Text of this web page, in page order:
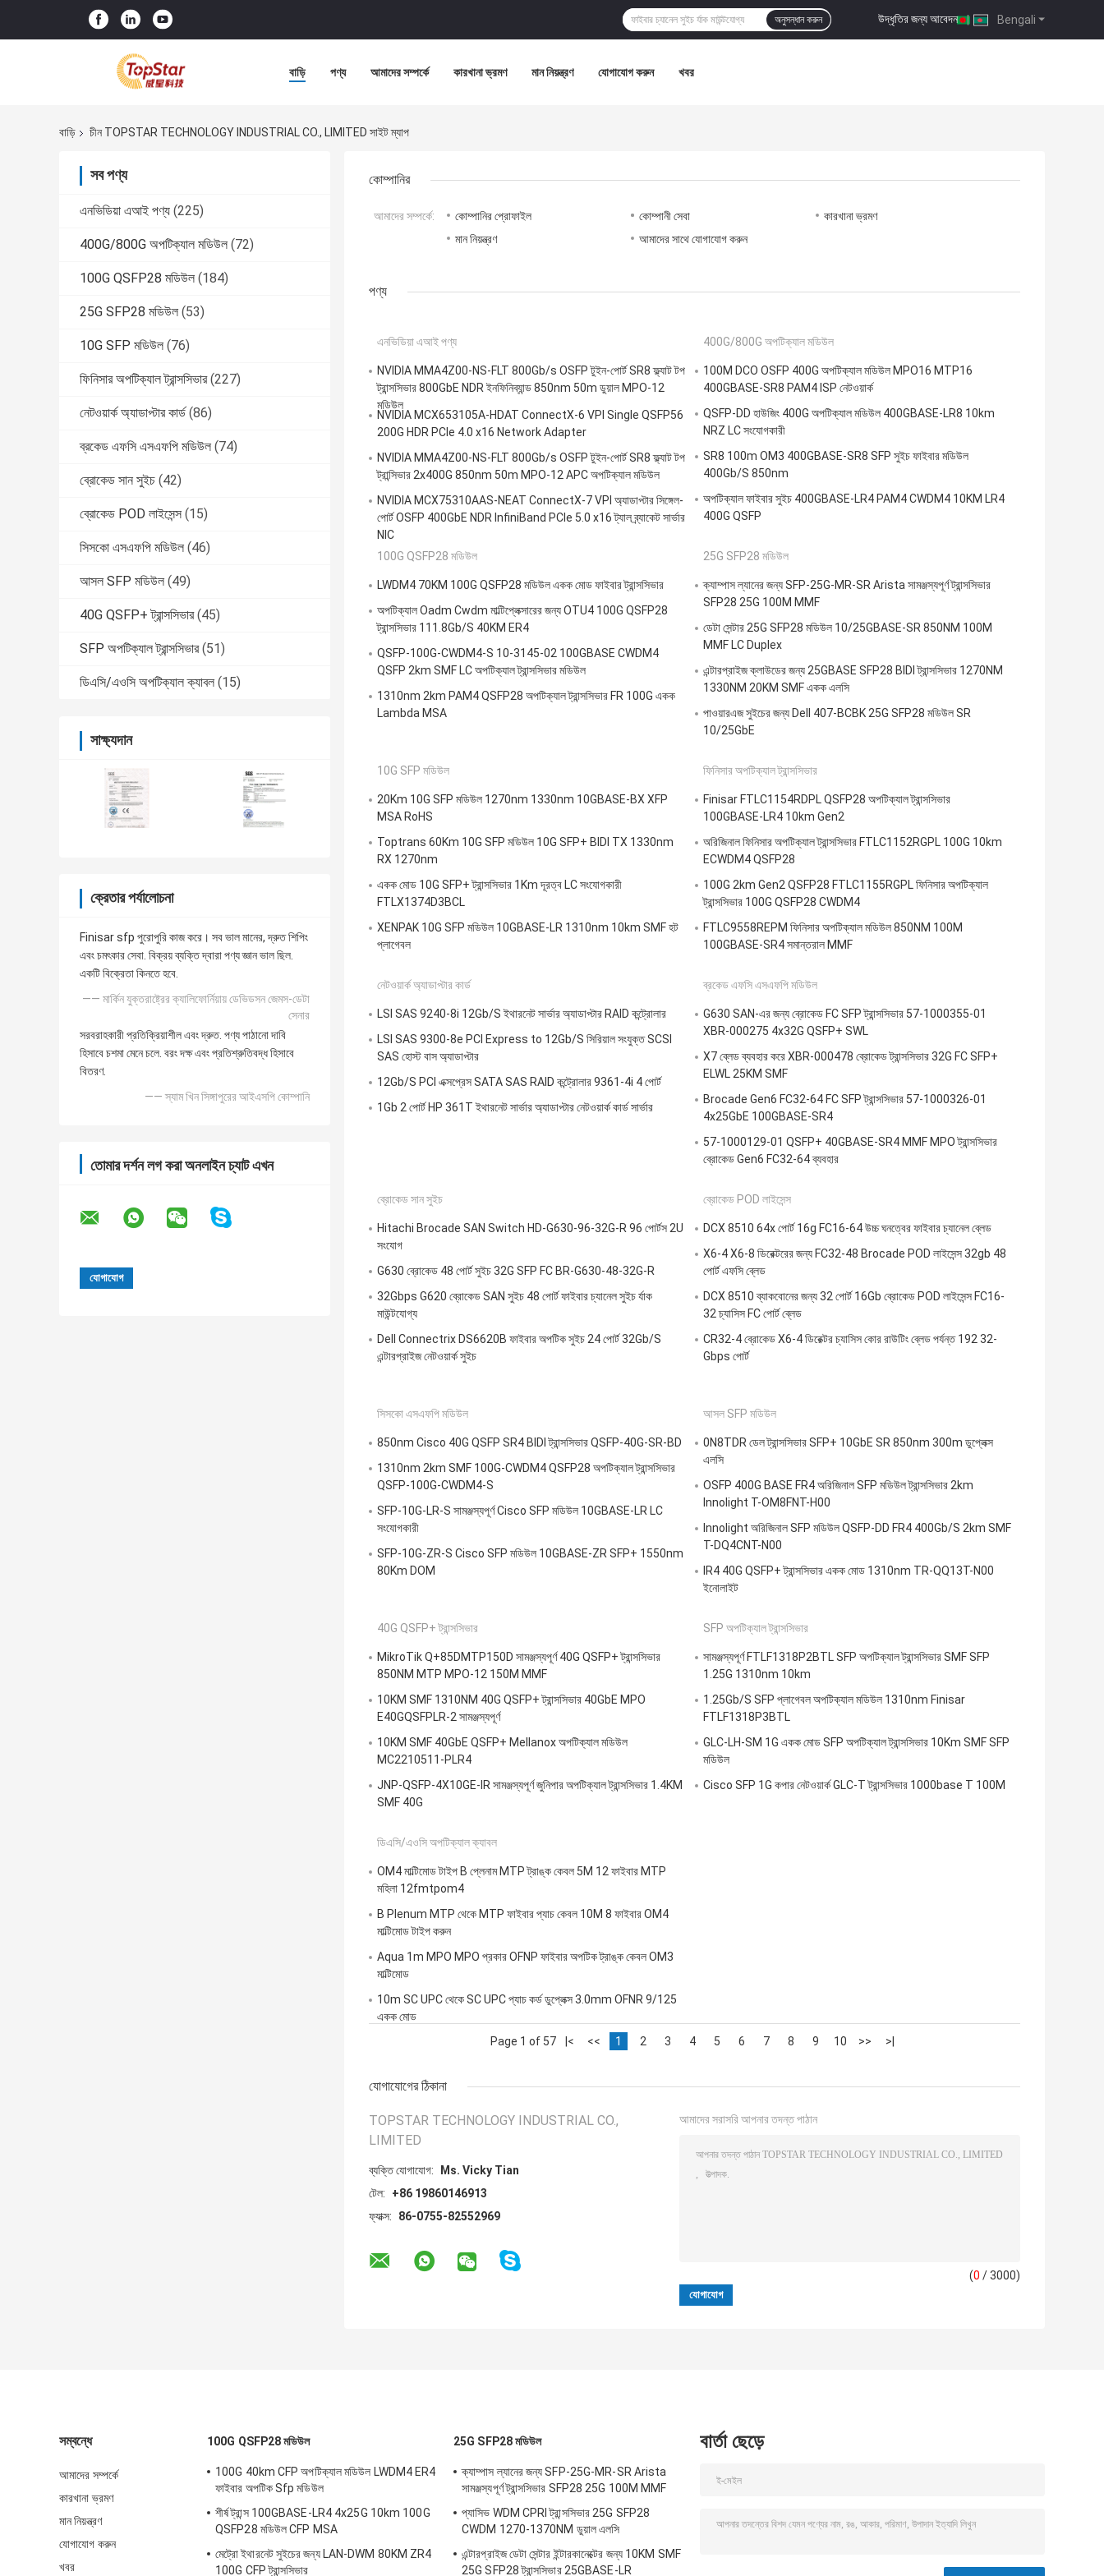
Bengali
উদ্ধৃতির জন্য আবেদন |
অনুসন্ধান করুন
বাড়ি পণ্য আমাদের সম্পর্কে কারখানা ভ্রমণ মান নিয়ন্ত্রণ যোগাযোগ করুন খবর
বাড়ি চীন TOPSTAR TECHNOLOGY INDUSTRIAL CO., LIMITED সাইট ম্যাপ
সব পণ্য
এনভিডিয়া এআই পণ্য (225)
400G/800G অপটিক্যাল মডিউল (72)
100G QSFP28 মডিউল (184)
25G SFP28 মডিউল (53)
10G SFP মডিউল (76)
ফিনিসার অপটিক্যাল ট্রান্সসিভার (227)
নেটওয়ার্ক অ্যাডাপ্টার কার্ড (86)
ব্রকেড এফসি এসএফপি মডিউল (74)
ব্রোকেড সান সুইচ (42)
ব্রোকেড POD লাইসেন্স (15)
সিসকো এসএফপি মডিউল (46)
আসল SFP মডিউল (49)
40G QSFP+ ট্রান্সসিভার (45)
SFP অপটিক্যাল ট্রান্সসিভার (51)
ডিএসি/এওসি অপটিক্যাল ক্যাবল (15)
সাক্ষ্যদান
ক্রেতার পর্যালোচনা
Finisar sfp পুরোপুরি কাজ করে। সব ভাল মানের, দ্রুত শিপিং
এবং চমৎকার সেবা. বিক্রয় ব্যক্তি দ্বারা পণ্য জ্ঞান ভাল ছিল.
একটি বিক্রেতা কিনতে হবে.
—— মার্কিন যুক্তরাষ্ট্রের ক্যালিফোর্নিয়ায় ডেভিডসন জেমস-ডেটা
সেনার
সরবরাহকারী প্রতিক্রিয়াশীল এবং দ্রুত. পণ্য পাঠানো দাবি
হিসাবে চশমা মেনে চলে. বরং দক্ষ এবং প্রতিশ্রুতিবদ্ধ হিসাবে
বিতরণ.
—— স্যাম খিন সিঙ্গাপুরের আইএসপি কোম্পানি
তোমার দর্শন লগ করা অনলাইন চ্যাট এখন
কোম্পানির
আমাদের সম্পর্কে: কোম্পানির প্রোফাইল কোম্পানী সেবা
কারখানা ভ্রমণ
মান নিয়ন্ত্রণ
আমাদের সাথে যোগাযোগ করুন
পণ্য
এনভিডিয়া এআই পণ্য
NVIDIA MMA4Z00-NS-FLT 800Gb/s OSFP টুইন-পোর্ট SR8 ফ্ল্যাট টপ
ট্রান্সসিভার 800GbE NDR ইনফিনিব্যান্ড 850nm 50m ডুয়াল MPO-12
মডিউল
NVIDIA MCX653105A-HDAT ConnectX-6 VPI Single QSFP56
200G HDR PCIe 4.0 x16 Network Adapter
NVIDIA MMA4Z00-NS-FLT 800Gb/s OSFP টুইন-পোর্ট SR8 ফ্ল্যাট টপ
ট্রান্সিভার 2x400G 850nm 50m MPO-12 APC অপটিক্যাল মডিউল
NVIDIA MCX75310AAS-NEAT ConnectX-7 VPI অ্যাডাপ্টার সিঙ্গেল-
পোর্ট OSFP 400GbE NDR InfiniBand PCIe 5.0 x16 ট্যাল ব্র্যাকেট সার্ভার
NIC
400G/800G অপটিক্যাল মডিউল
100M DCO OSFP 400G অপটিক্যাল মডিউল MPO16 MTP16
400GBASE-SR8 PAM4 ISP নেটওয়ার্ক
QSFP-DD হাউজিং 400G অপটিক্যাল মডিউল 400GBASE-LR8 10km
NRZ LC সংযোগকারী
SR8 100m OM3 400GBASE-SR8 SFP সুইচ ফাইবার মডিউল
400Gb/S 850nm
অপটিক্যাল ফাইবার সুইচ 400GBASE-LR4 PAM4 CWDM4 10KM LR4
400G QSFP
100G QSFP28 মডিউল
LWDM4 70KM 100G QSFP28 মডিউল একক মোড ফাইবার ট্রান্সসিভার
অপটিক্যাল Oadm Cwdm মাল্টিপ্লেক্সারের জন্য OTU4 100G QSFP28
ট্রান্সসিভার 111.8Gb/S 40KM ER4
QSFP-100G-CWDM4-S 10-3145-02 100GBASE CWDM4
QSFP 2km SMF LC অপটিক্যাল ট্রান্সসিভার মডিউল
1310nm 2km PAM4 QSFP28 অপটিক্যাল ট্রান্সসিভার FR 100G একক
Lambda MSA
25G SFP28 মডিউল
ক্যাম্পাস ল্যানের জন্য SFP-25G-MR-SR Arista সামঞ্জস্যপূর্ণ ট্রান্সসিভার
SFP28 25G 100M MMF
ডেটা সেন্টার 25G SFP28 মডিউল 10/25GBASE-SR 850NM 100M
MMF LC Duplex
এন্টারপ্রাইজ ক্লাউডের জন্য 25GBASE SFP28 BIDI ট্রান্সসিভার 1270NM
1330NM 20KM SMF একক এলসি
পাওয়ারএজ সুইচের জন্য Dell 407-BCBK 25G SFP28 মডিউল SR
10/25GbE
10G SFP মডিউল
20Km 10G SFP মডিউল 1270nm 1330nm 10GBASE-BX XFP
MSA RoHS
Toptrans 60Km 10G SFP মডিউল 10G SFP+ BIDI TX 1330nm
RX 1270nm
একক মোড 10G SFP+ ট্রান্সসিভার 1Km দূরত্ব LC সংযোগকারী
FTLX1374D3BCL
XENPAK 10G SFP মডিউল 10GBASE-LR 1310nm 10km SMF হট
প্লাগেবল
ফিনিসার অপটিক্যাল ট্রান্সসিভার
Finisar FTLC1154RDPL QSFP28 অপটিক্যাল ট্রান্সসিভার
100GBASE-LR4 10km Gen2
অরিজিনাল ফিনিসার অপটিক্যাল ট্রান্সসিভার FTLC1152RGPL 100G 10km
ECWDM4 QSFP28
100G 2km Gen2 QSFP28 FTLC1155RGPL ফিনিসার অপটিক্যাল
ট্রান্সসিভার 100G QSFP28 CWDM4
FTLC9558REPM ফিনিসার অপটিক্যাল মডিউল 850NM 100M
100GBASE-SR4 সমান্তরাল MMF
নেটওয়ার্ক অ্যাডাপ্টার কার্ড
LSI SAS 9240-8i 12Gb/S ইথারনেট সার্ভার অ্যাডাপ্টার RAID কন্ট্রোলার
LSI SAS 9300-8e PCI Express to 12Gb/S সিরিয়াল সংযুক্ত SCSI
SAS হোস্ট বাস অ্যাডাপ্টার
12Gb/S PCI এক্সপ্রেস SATA SAS RAID কন্ট্রোলার 9361-4i 4 পোর্ট
1Gb 2 পোর্ট HP 361T ইথারনেট সার্ভার অ্যাডাপ্টার নেটওয়ার্ক কার্ড সার্ভার
ব্রকেড এফসি এসএফপি মডিউল
G630 SAN-এর জন্য ব্রোকেড FC SFP ট্রান্সসিভার 57-1000355-01
XBR-000275 4x32G QSFP+ SWL
X7 ব্লেড ব্যবহার করে XBR-000478 ব্রোকেড ট্রান্সসিভার 32G FC SFP+
ELWL 25KM SMF
Brocade Gen6 FC32-64 FC SFP ট্রান্সসিভার 57-1000326-01
4x25GbE 100GBASE-SR4
57-1000129-01 QSFP+ 40GBASE-SR4 MMF MPO ট্রান্সসিভার
ব্রোকেড Gen6 FC32-64 ব্যবহার
ব্রোকেড সান সুইচ
Hitachi Brocade SAN Switch HD-G630-96-32G-R 96 পোর্টস 2U
সংযোগ
G630 ব্রোকেড 48 পোর্ট সুইচ 32G SFP FC BR-G630-48-32G-R
32Gbps G620 ব্রোকেড SAN সুইচ 48 পোর্ট ফাইবার চ্যানেল সুইচ র্যাক
মাউন্টযোগ্য
Dell Connectrix DS6620B ফাইবার অপটিক সুইচ 24 পোর্ট 32Gb/S
এন্টারপ্রাইজ নেটওয়ার্ক সুইচ
ব্রোকেড POD লাইসেন্স
DCX 8510 64x পোর্ট 16g FC16-64 উচ্চ ঘনত্বের ফাইবার চ্যানেল ব্লেড
X6-4 X6-8 ডিরেক্টরের জন্য FC32-48 Brocade POD লাইসেন্স 32gb 48
পোর্ট এফসি ব্লেড
DCX 8510 ব্যাকবোনের জন্য 32 পোর্ট 16Gb ব্রোকেড POD লাইসেন্স FC16-
32 চ্যাসিস FC পোর্ট ব্লেড
CR32-4 ব্রোকেড X6-4 ডিরেক্টর চ্যাসিস কোর রাউটিং ব্লেড পর্যন্ত 192 32-
Gbps পোর্ট
সিসকো এসএফপি মডিউল
850nm Cisco 40G QSFP SR4 BIDI ট্রান্সসিভার QSFP-40G-SR-BD
1310nm 2km SMF 100G-CWDM4 QSFP28 অপটিক্যাল ট্রান্সসিভার
QSFP-100G-CWDM4-S
SFP-10G-LR-S সামঞ্জস্যপূর্ণ Cisco SFP মডিউল 10GBASE-LR LC
সংযোগকারী
SFP-10G-ZR-S Cisco SFP মডিউল 10GBASE-ZR SFP+ 1550nm
80Km DOM
আসল SFP মডিউল
0N8TDR ডেল ট্রান্সসিভার SFP+ 10GbE SR 850nm 300m ডুপ্লেক্স
এলসি
OSFP 400G BASE FR4 অরিজিনাল SFP মডিউল ট্রান্সসিভার 2km
Innolight T-OM8FNT-H00
Innolight অরিজিনাল SFP মডিউল QSFP-DD FR4 400Gb/S 2km SMF
T-DQ4CNT-N00
IR4 40G QSFP+ ট্রান্সসিভার একক মোড 1310nm TR-QQ13T-N00
ইনোলাইট
40G QSFP+ ট্রান্সসিভার
MikroTik Q+85DMTP150D সামঞ্জস্যপূর্ণ 40G QSFP+ ট্রান্সসিভার
850NM MTP MPO-12 150M MMF
10KM SMF 1310NM 40G QSFP+ ট্রান্সসিভার 40GbE MPO
E40GQSFPLR-2 সামঞ্জস্যপূর্ণ
10KM SMF 40GbE QSFP+ Mellanox অপটিক্যাল মডিউল
MC2210511-PLR4
JNP-QSFP-4X10GE-IR সামঞ্জস্যপূর্ণ জুনিপার অপটিক্যাল ট্রান্সসিভার 1.4KM
SMF 40G
SFP অপটিক্যাল ট্রান্সসিভার
সামঞ্জস্যপূর্ণ FTLF1318P2BTL SFP অপটিক্যাল ট্রান্সসিভার SMF SFP
1.25G 1310nm 10km
1.25Gb/S SFP প্লাগেবল অপটিক্যাল মডিউল 1310nm Finisar
FTLF1318P3BTL
GLC-LH-SM 1G একক মোড SFP অপটিক্যাল ট্রান্সসিভার 10Km SMF SFP
মডিউল
Cisco SFP 1G কপার নেটওয়ার্ক GLC-T ট্রান্সসিভার 1000base T 100M
ডিএসি/এওসি অপটিক্যাল ক্যাবল
OM4 মাল্টিমোড টাইপ B প্লেনাম MTP ট্রাঙ্ক কেবল 5M 12 ফাইবার MTP
মহিলা 12fmtpom4
B Plenum MTP থেকে MTP ফাইবার প্যাচ কেবল 10M 8 ফাইবার OM4
মাল্টিমোড টাইপ করুন
Aqua 1m MPO MPO প্রকার OFNP ফাইবার অপটিক ট্রাঙ্ক কেবল OM3
মাল্টিমোড
10m SC UPC থেকে SC UPC প্যাচ কর্ড ডুপ্লেক্স 3.0mm OFNR 9/125
একক মোড
Page 1 of 57
|< << 1 2 3 4 5 6 7 8 9 10 >> >|
যোগাযোগের ঠিকানা
TOPSTAR TECHNOLOGY INDUSTRIAL CO.,
LIMITED
ব্যক্তি যোগাযোগ:
Ms. Vicky Tian
টেল:
+86 19860146913
ফ্যাক্স:
86-0755-82552969
আমাদের সরাসরি আপনার তদন্ত পাঠান
(0 / 3000)
সম্বন্ধে
আমাদের সম্পর্কে
কারখানা ভ্রমণ
মান নিয়ন্ত্রণ
যোগাযোগ করুন
খবর
100G QSFP28 মডিউল
100G 40km CFP অপটিক্যাল মডিউল LWDM4 ER4
ফাইবার অপটিক Sfp মডিউল
শীর্ষ ট্রান্স 100GBASE-LR4 4x25G 10km 100G
QSFP28 মডিউল CFP MSA
মেট্রো ইথারনেট সুইচের জন্য LAN-DWM 80KM ZR4
100G CFP ট্রান্সসিভার
25G SFP28 মডিউল
ক্যাম্পাস ল্যানের জন্য SFP-25G-MR-SR Arista
সামঞ্জস্যপূর্ণ ট্রান্সসিভার SFP28 25G 100M MMF
প্যাসিভ WDM CPRI ট্রান্সসিভার 25G SFP28
CWDM 1270-1370NM ডুয়াল এলসি
এন্টারপ্রাইজ ডেটা সেন্টার ইন্টারকানেক্টের জন্য 10KM SMF
25G SFP28 ট্রান্সসিভার 25GBASE-LR
বার্তা ছেড়ে